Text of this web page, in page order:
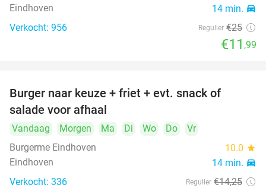
Eindhoven 14 min. directions_car
Verkocht: 956 Regulier €25
€11 ,99
Burger naar keuze + friet + evt. snack of
salade voor afhaal
Vandaag Morgen Ma Di Wo Do
Vr
Burgerme Eindhoven
10.0 star
Eindhoven 14 min. directions_car
Verkocht: 336 Regulier €14,25